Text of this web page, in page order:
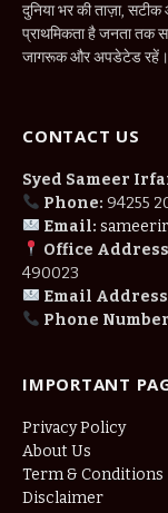
दुनिया भर की ताज़ा,
प्राथमिकता है जनता तक
जागरूक और अपडेटेड रहें।
CONTACT US
Syed Sameer
Phone: 94255
Email:
Office
490023
Email
Phone
IMPORTANT
Privacy Policy
About Us
Term & Conditions
Disclaimer